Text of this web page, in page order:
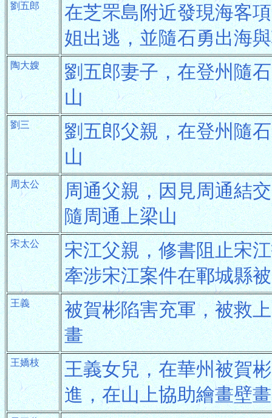
劉五郎
在芝罘島附近發現海客
姐出逃，並隨石勇出海
陶大嫂
劉五郎妻子，在登州隨
山
劉三
劉五郎父親，在登州隨
山
周太公
周通父親，因見周通結
隨周通上梁山
宋太公
宋江父親，修書阻止宋
牽涉宋江案件在鄆城縣
王義
被賀彬陷害充軍，被救
畫
王嬌枝
王義女兒，在華州被賀
進，在山上協助繪畫壁